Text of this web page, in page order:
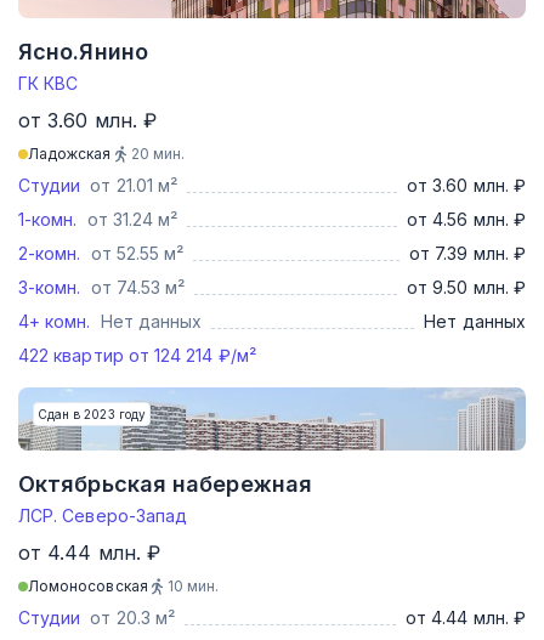
Ясно.Янино
ГК КВС
от 3.60 млн. ₽
Ладожская 20 мин.
Студии от 21.01 м²
от 3.60 млн. ₽
1-комн. от 31.24 м²
от 4.56 млн. ₽
2-комн. от 52.55 м²
от 7.39 млн. ₽
3-комн. от 74.53 м²
от 9.50 млн. ₽
4+ комн. Нет данных
Нет данных
422 квартир от124 214 ₽/м²
Сдан в 2023 году
Октябрьская набережная
ЛСР. Северо-Запад
от 4.44 млн. ₽
Ломоносовская 10 мин.
Студии от 20.3 м²
от 4.44 млн. ₽